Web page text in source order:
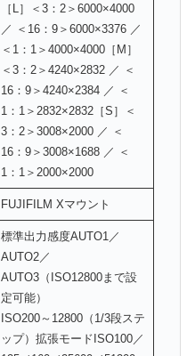
［L］＜3：2＞6000×4000
／ ＜16：9＞6000×3376 ／
＜1：1＞4000×4000［M］
＜3：2＞4240×2832 ／ ＜
16：9＞4240×2384 ／ ＜
1：1＞2832×2832［S］＜
3：2＞3008×2000 ／ ＜
16：9＞3008×1688 ／ ＜
1：1＞2000×2000
FUJIFILM Xマウント
標準出力感度AUTO1／
AUTO2／
AUTO3（ISO12800まで設
定可能）
ISO200～12800（1/3段ステ
ップ）拡張モードISO100／